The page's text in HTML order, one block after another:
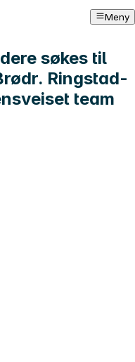
Meny
søkes til
Ringstad-
team